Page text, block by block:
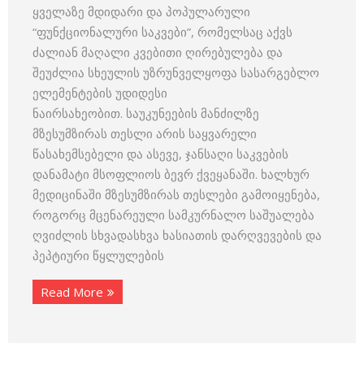
ყველაზე მდიდარი და პოპულარული
“ფუნქციონალური საკვები”, რომელსაც აქვს
ძალიან მაღალი კვებითი ღირებულება და
შეუძლია სხეულის უზრუნველყოფა სასარგებლო
ელემენტების უდიდესი
ნაირსახეობით. საუკუნეების მანძილზე
მზესუმზირას თესლი არის საყვარელი
წასახემსებელი და ასევე, ჯანსაღი საკვების
დანამატი მსოფლიოს ბევრ ქვეყანაში. ხალხურ
მედიცინაში მზესუმზირას თესლები გამოიყენება,
როგორც მცენარეული სამკურნალო საშუალება
ღვიძლის სხვადასხვა ხასიათის დარღვევების და
პეპტიური წყლულების
Read More